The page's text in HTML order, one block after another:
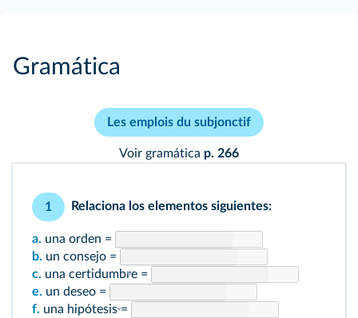
Gramática
Les emplois du subjonctif
Voir gramática p. 266
1 Relaciona los elementos siguientes:
a. una orden =
b. un consejo =
c. una certidumbre =
e. un deseo =
f. una hipótesis =